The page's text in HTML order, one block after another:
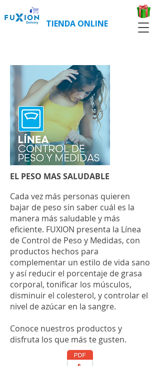
TIENDA ONLINE
EL PESO MAS SALUDABLE
Cada vez más personas quieren
bajar de peso sin saber cuál es la
manera más saludable y más
eficiente. FUXION presenta la Línea
de Control de Peso y Medidas, con
productos hechos para
complementar un estilo de vida sano
y así reducir el porcentaje de grasa
corporal, tonificar los músculos,
disminuir el colesterol, y controlar el
nivel de azúcar en la sangre.
Conoce nuestros productos y
disfruta los que más te gusten.